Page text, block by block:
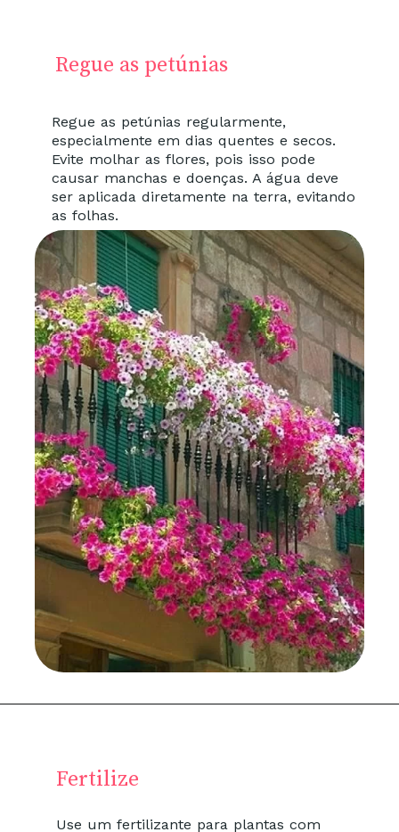
Regue as petúnias regularmente,
especialmente em dias quentes e secos.
Evite molhar as flores, pois isso pode
causar manchas e doenças. A água deve
ser aplicada diretamente na terra, evitando
as folhas.
Regue as petúnias
Use um fertilizante para plantas com
Fertilize